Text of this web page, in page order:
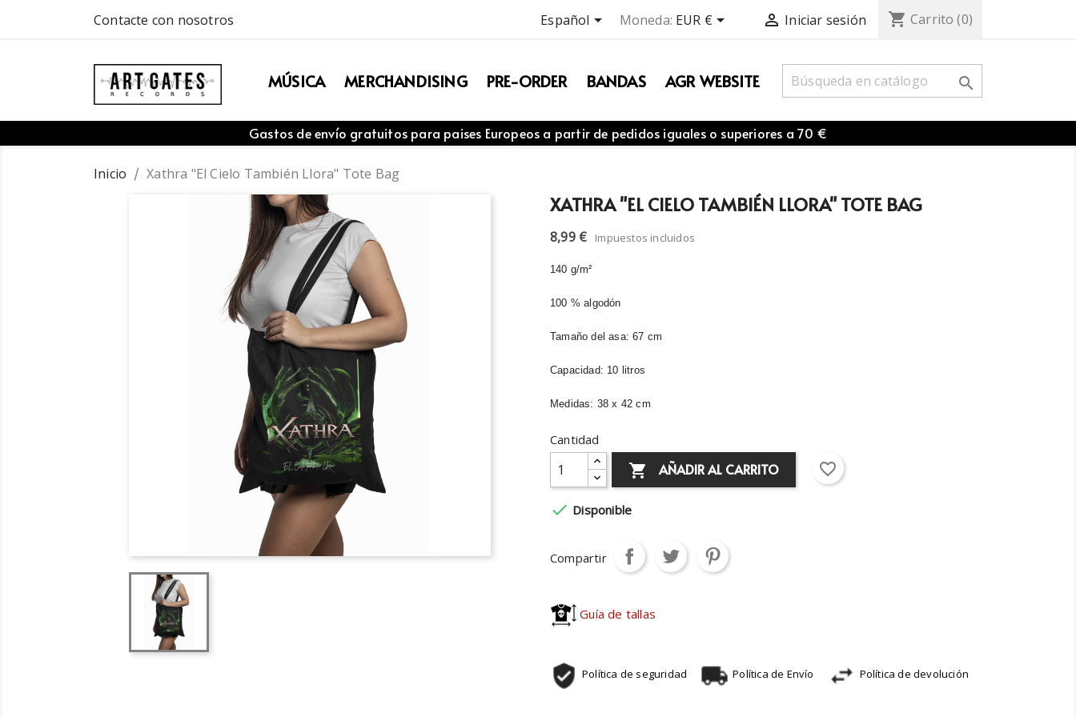
Contacte con nosotros Español Moneda: EUR €  Iniciar sesión shopping_cart Carrito (0)
MÚSICA MERCHANDISING PRE-ORDER BANDAS AGR WEBSITE 
Gastos de envío gratuitos para paises Europeos a partir de pedidos iguales o superiores a 70 €
Inicio Xathra "El Cielo También Llora" Tote Bag
XATHRA "EL CIELO TAMBIÉN LLORA" TOTE BAG
8,99 € Impuestos incluidos
140 g/m²
100 % algodón
Tamaño del asa: 67 cm
Capacidad: 10 litros
Medidas: 38 x 42 cm
Cantidad
 AÑADIR AL CARRITO favorite_border
 Disponible
Compartir
Guía de tallas
Política de seguridad Política de Envío Política de devolución